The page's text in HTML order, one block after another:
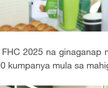
2025 na ginaganap
kumpanya mula sa